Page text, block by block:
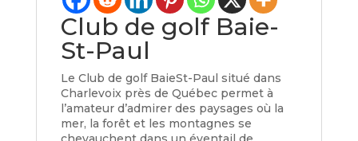
Club de golf Baie-
St-Paul
Le Club de golf BaieSt-Paul situé dans
Charlevoix près de Québec permet à
l’amateur d’admirer des paysages où la
mer, la forêt et les montagnes se